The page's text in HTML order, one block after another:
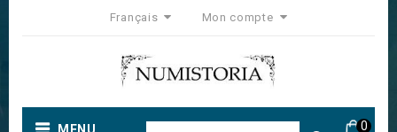
Français Mon compte
0